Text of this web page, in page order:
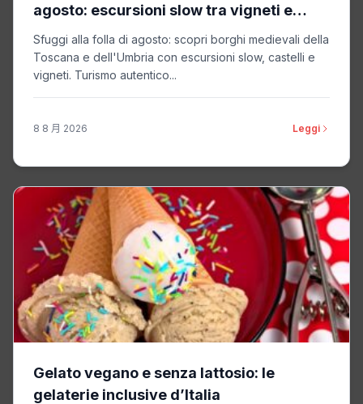
agosto: escursioni slow tra vigneti e
castelli
Sfuggi alla folla di agosto: scopri borghi medievali della
Toscana e dell'Umbria con escursioni slow, castelli e
vigneti. Turismo autentico...
8 8 月 2026 Leggi
Gelato vegano e senza lattosio: le
gelaterie inclusive d’Italia